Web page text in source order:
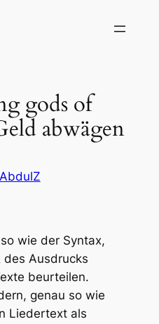
gods of
abwägen
AbdulZ
wie der Syntax,
des Ausdrucks
beurteilen.
genau so wie
Liedertext als